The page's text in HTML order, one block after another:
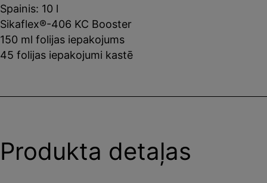
Spainis: 10 l
Sikaflex®-406 KC Booster
150 ml folijas iepakojums
45 folijas iepakojumi kastē
Produkta detaļas